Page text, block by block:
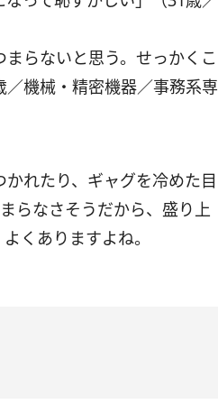
らないと思う。せっかくこ
機械・精密機器／事務系専
れたり、ギャグを冷めた目
らなさそうだから、盛り上
くありますよね。